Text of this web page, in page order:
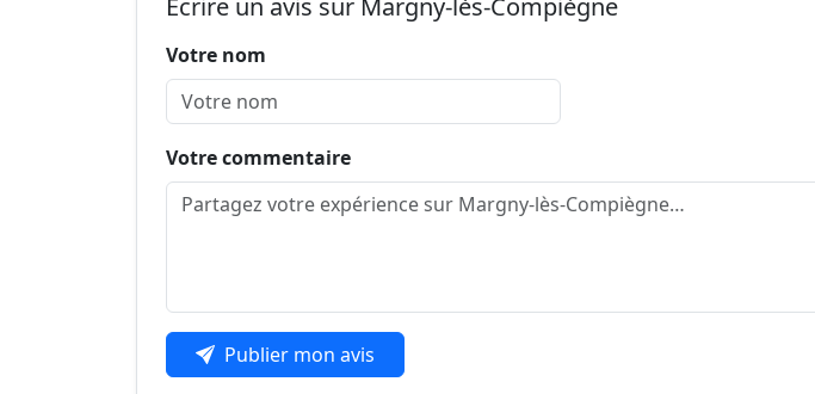
Écrire un avis sur Margny-lès-Compiègne
Votre nom
Votre commentaire
Publier mon avis